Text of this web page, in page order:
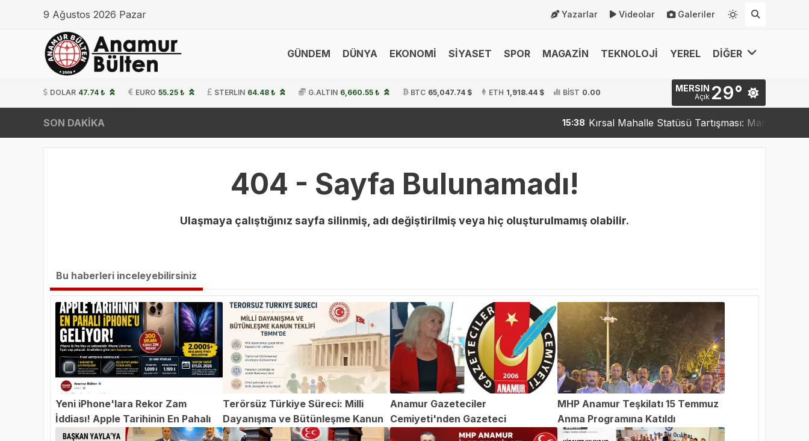
9 Ağustos 2026 Pazar Yazarlar Videolar Galeriler
GÜNDEM DÜNYA EKONOMİ SİYASET SPOR MAGAZİN TEKNOLOJİ YEREL DİĞER
DOLAR 47.74 ₺ EURO 55.25 ₺ STERLIN 64.48 ₺ G.ALTIN 6,660.55 ₺ BTC 65,047.74 $ ETH 1,918.44 $ BİST 0.00 MERSIN
Açık 29°
SON DAKİKA 15:38 Kırsal Mahalle Statüsü Tartışması: Mahalleler
404 - Sayfa Bulunamadı!
Ulaşmaya çalıştığınız sayfa silinmiş, adı değiştirilmiş veya hiç oluşturulmamış olabilir.
Bu haberleri inceleyebilirsiniz
Yeni iPhone'lara Rekor Zam
İddiası! Apple Tarihinin En Pahalı
iPhone'u Geliyor
Terörsüz Türkiye Süreci: Milli
Dayanışma ve Bütünleşme Kanun
Teklifi TBMM'de
Anamur Gazeteciler
Cemiyeti'nden Gazeteci
Abdülvahap Şehitoğlu'na Yapılan
MHP Anamur Teşkilatı 15 Temmuz
Anma Programına Katıldı